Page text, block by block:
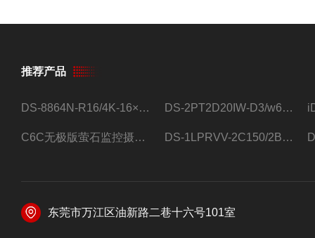
推荐产品
DS-8864N-R16/4K-16×4T/希捷16盘位录像机 DS-2PT2D20IW-D3/w64路高清硬盘录像机
C6C无极版萤石监控摄像头 DS-1LPRVV-2C150/2B监控室外夜视高清电源线护套线200米/卷
东莞市万江区油新路二巷十六号101室